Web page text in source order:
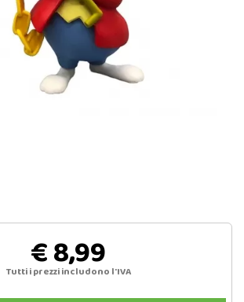
€ 8,99
Tutti i prezzi includono l'IVA